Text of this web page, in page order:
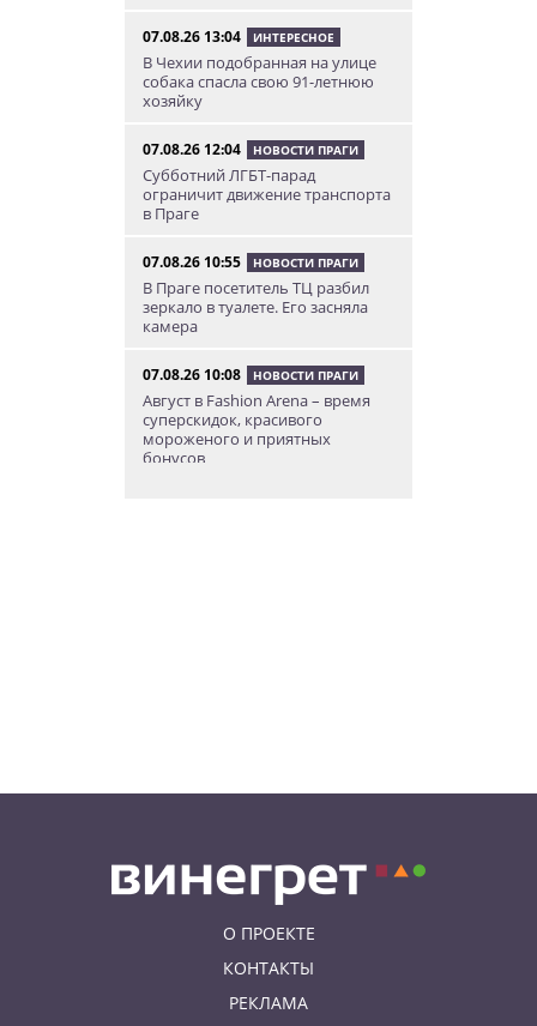
07.08.26 13:04 ИНТЕРЕСНОЕ
В Чехии подобранная на улице
собака спасла свою 91-летнюю
хозяйку
07.08.26 12:04 НОВОСТИ ПРАГИ
Субботний ЛГБТ-парад
ограничит движение транспорта
в Праге
07.08.26 10:55 НОВОСТИ ПРАГИ
В Праге посетитель ТЦ разбил
зеркало в туалете. Его засняла
камера
07.08.26 10:08 НОВОСТИ ПРАГИ
Август в Fashion Arena – время
суперскидок, красивого
мороженого и приятных
бонусов
Молотова» в дом с ребенком
О ПРОЕКТЕ
КОНТАКТЫ
РЕКЛАМА